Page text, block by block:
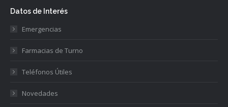
Datos de Interés
Emergencias
Farmacias de Turno
Teléfonos Útiles
Novedades